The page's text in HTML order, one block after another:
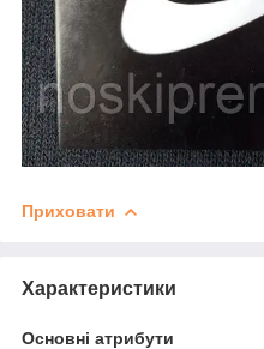
Приховати
Характеристики
Основні атрибути